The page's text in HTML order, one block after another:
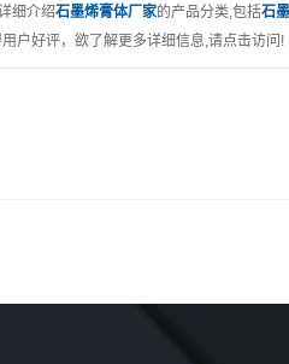
细介绍石墨烯膏体厂家的产品分类,包括石
户好评，欲了解更多详细信息,请点击访问!